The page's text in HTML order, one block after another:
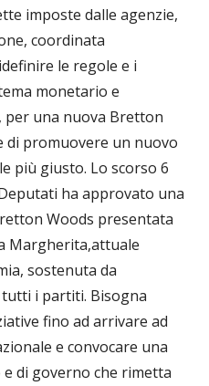
imposte dalle agenzie,
coordinata
le regole e i
monetario e
una nuova Bretton
di promuovere un nuovo
più giusto. Lo scorso 6
ha approvato una
Woods presentata
Margherita,attuale
sostenuta da
i partiti. Bisogna
fino ad arrivare ad
e convocare una
di governo che rimetta